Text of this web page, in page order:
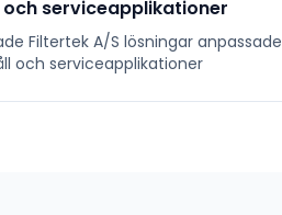
och serviceapplikationer
Filtertek A/S lösningar anpassade
och serviceapplikationer